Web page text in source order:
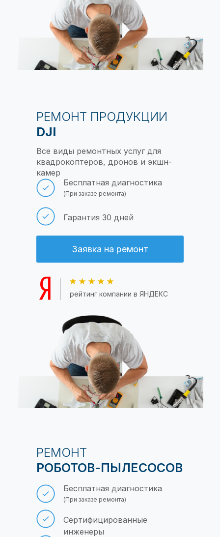
рейтинг компании в ЯНДЕКС
РЕМОНТ ПРОДУКЦИИ
DJI
Все виды ремонтных услуг для
квадрокоптеров, дронов и экшн-
камер
Бесплатная диагностика
Гарантия 30 дней
(При заказе ремонта)
Заявка на ремонт
РЕМОНТ
РОБОТОВ-ПЫЛЕСОСОВ
Бесплатная диагностика
(При заказе ремонта)
Сертифицированные
инженеры